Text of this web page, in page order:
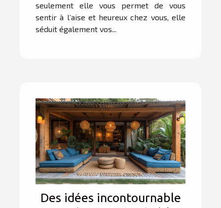
seulement elle vous permet de vous
sentir à l’aise et heureux chez vous, elle
séduit également vos...
Des idées incontournable